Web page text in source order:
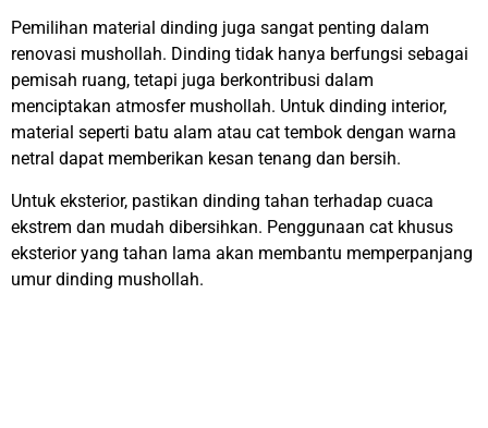
Pemilihan material dinding juga sangat penting dalam
renovasi mushollah. Dinding tidak hanya berfungsi sebagai
pemisah ruang, tetapi juga berkontribusi dalam
menciptakan atmosfer mushollah. Untuk dinding interior,
material seperti batu alam atau cat tembok dengan warna
netral dapat memberikan kesan tenang dan bersih.
Untuk eksterior, pastikan dinding tahan terhadap cuaca
ekstrem dan mudah dibersihkan. Penggunaan cat khusus
eksterior yang tahan lama akan membantu memperpanjang
umur dinding mushollah.